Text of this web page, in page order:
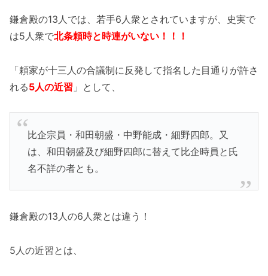
鎌倉殿の13人では、若手6人衆とされていますが、史実で
は5人衆で北条頼時と時連がいない！！！
「頼家が十三人の合議制に反発して指名した目通りが許さ
れる5人の近習 」として、
比企宗員・和田朝盛・中野能成・細野四郎。又
は、和田朝盛及び細野四郎に替えて比企時員と氏
名不詳の者とも。
鎌倉殿の13人の6人衆とは違う！
5人の近習とは、